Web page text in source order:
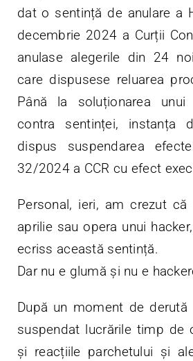
dat o sentință de anulare a
decembrie 2024 a Curții
anulase alegerile din 24
care dispusese reluarea
Până la soluționarea unui
contra sentinței, instanța
dispus suspendarea
32/2024 a CCR cu efect
Personal, ieri, am crezut
aprilie sau opera unui
ecriss această sentință.
Dar nu e glumă și nu e
După un moment de derută
suspendat lucrările timp de
și reacțiile parchetului și